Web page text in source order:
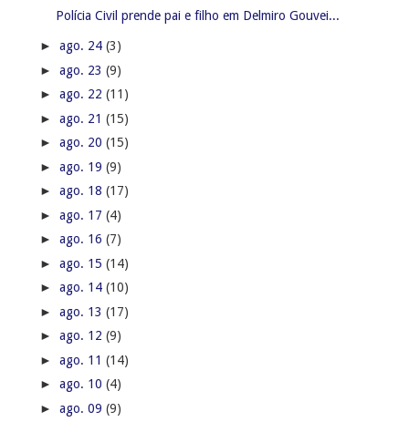
Polícia Civil prende pai e filho em Delmiro Gouvei...
► ago. 24 (3)
► ago. 23 (9)
► ago. 22 (11)
► ago. 21 (15)
► ago. 20 (15)
► ago. 19 (9)
► ago. 18 (17)
► ago. 17 (4)
► ago. 16 (7)
► ago. 15 (14)
► ago. 14 (10)
► ago. 13 (17)
► ago. 12 (9)
► ago. 11 (14)
► ago. 10 (4)
► ago. 09 (9)